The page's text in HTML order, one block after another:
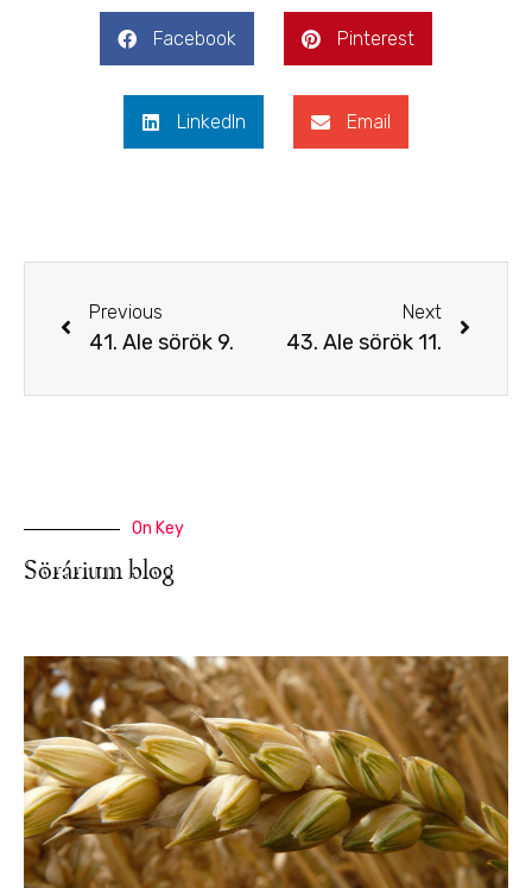
Facebook Pinterest
LinkedIn Email
Previous
41. Ale sörök 9.
Next
43. Ale sörök 11.
On Key
Sörárium blog